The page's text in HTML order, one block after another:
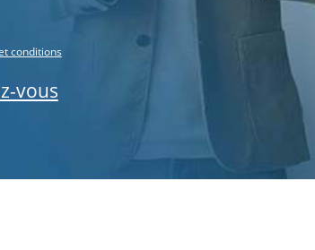
conditions
vous